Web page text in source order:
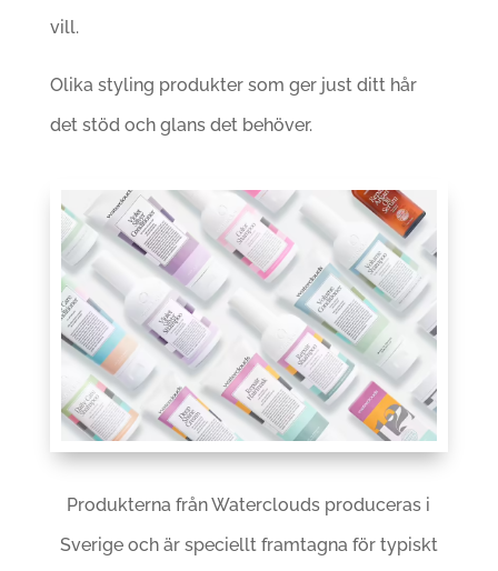
vill.
Olika styling produkter som ger just ditt hår
det stöd och glans det behöver.
Produkterna från Waterclouds produceras i
Sverige och är speciellt framtagna för typiskt